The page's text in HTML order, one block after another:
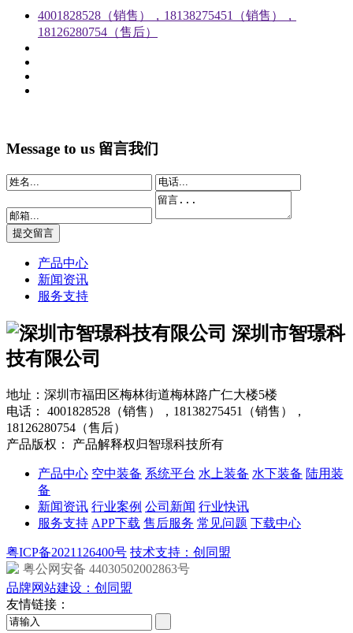
4001828528（销售），18138275451（销售），
18126280754（售后）
Message to us 留言我们
产品中心
新闻资讯
服务支持
深圳市智璟科
技有限公司
地址：深圳市福田区梅林街道梅林路广仁大楼5楼
电话： 4001828528（销售），18138275451（销售），
18126280754（售后）
产品版权： 产品解释权归智璟科技所有
产品中心 空中装备 系统平台 水上装备 水下装备 陆用装
备
新闻资讯 行业案例 公司新闻 行业快讯
服务支持 APP下载 售后服务 常见问题 下载中心
粤ICP备2021126400号 技术支持：创同盟
粤公网安备 44030502002863号
品牌网站建设：创同盟
友情链接：